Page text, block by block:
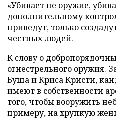
«Убивает не оружие,
дополнительному
приведут, только
честных людей.
К слову о
огнестрельного оружия.
Буша и Криса Кристи,
имеют в собственности
того, чтобы вооружить
примеру, на хрупкую